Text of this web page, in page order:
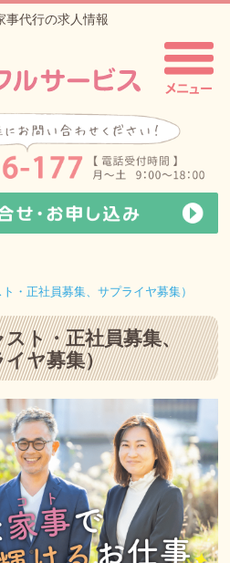
事代行の求人情報
・正社員募集、サプライヤ募集）
ト・正社員募集、
イヤ募集）